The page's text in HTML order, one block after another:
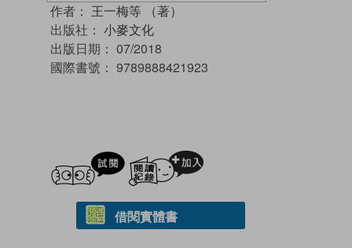
作者： 王一梅等 （著）
出版社： 小麥文化
出版日期： 07/2018
國際書號： 9789888421923
試閲
借閱實體書